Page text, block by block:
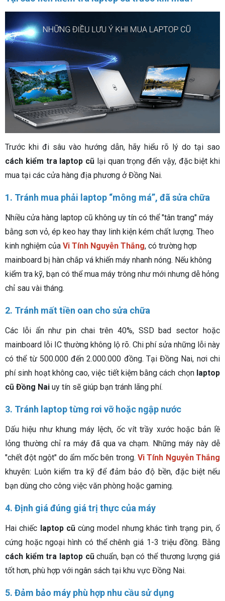
Trước khi đi sâu vào hướng dẫn, hãy hiểu rõ lý do tại sao
cách kiểm tra laptop cũ lại quan trọng đến vậy, đặc biệt khi
mua tại các cửa hàng địa phương ở Đồng Nai.
1. Tránh mua phải laptop “mông má”, đã sửa chữa
Nhiều cửa hàng laptop cũ không uy tín có thể "tân trang" máy
bằng sơn vỏ, ép keo hay thay linh kiện kém chất lượng. Theo
kinh nghiệm của Vi Tính Nguyễn Thắng, có trường hợp
mainboard bị hàn chắp vá khiến máy nhanh nóng. Nếu không
kiểm tra kỹ, bạn có thể mua máy trông như mới nhưng dễ hỏng
chỉ sau vài tháng.
2. Tránh mất tiền oan cho sửa chữa
Các lỗi ẩn như pin chai trên 40%, SSD bad sector hoặc
mainboard lỗi IC thường không lộ rõ. Chi phí sửa những lỗi này
có thể từ 500.000 đến 2.000.000 đồng. Tại Đồng Nai, nơi chi
phí sinh hoạt không cao, việc tiết kiệm bằng cách chọn laptop
cũ Đồng Nai uy tín sẽ giúp bạn tránh lãng phí.
3. Tránh laptop từng rơi vỡ hoặc ngập nước
Dấu hiệu như khung máy lệch, ốc vít trầy xước hoặc bản lề
lỏng thường chỉ ra máy đã qua va chạm. Những máy này dễ
"chết đột ngột" do ẩm mốc bên trong. Vi Tính Nguyễn Thắng
khuyên: Luôn kiểm tra kỹ để đảm bảo độ bền, đặc biệt nếu
bạn dùng cho công việc văn phòng hoặc gaming.
4. Định giá đúng giá trị thực của máy
Hai chiếc laptop cũcùng model nhưng khác tình trạng pin, ổ
cứng hoặc ngoại hình có thể chênh giá 1-3 triệu đồng. Bằng
cách kiểm tra laptop cũchuẩn, bạn có thể thương lượng giá
tốt hơn, phù hợp với ngân sách tại khu vực Đồng Nai.
5. Đảm bảo máy phù hợp nhu cầu sử dụng